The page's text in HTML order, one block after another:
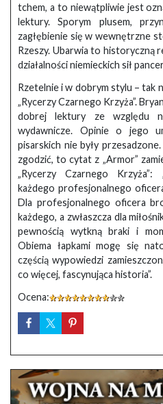
tchem, a to niewątpliwie jest
lektury. Sporym plusem,
zagłębienie się w wewnętrzne
Rzeszy. Ubarwia to historyczną
działalności niemieckich sił
Rzetelnie i w dobrym stylu – tak
„Rycerzy Czarnego Krzyża”.
dobrej lektury ze względu
wydawnicze. Opinie o jego
pisarskich nie były
zgodzić, to cytat z „Armor”
„Rycerzy Czarnego
każdego profesjonalnego
Dla profesjonalnego oficera
każdego, a zwłaszcza dla
pewnością wytkną braki i
Obiema łapkami mogę się
częścią wypowiedzi
co więcej, fascynująca historia”.
Ocena: